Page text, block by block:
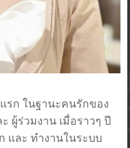
ก ในฐานะคนรักของ
ผู้ร่วมงาน เมื่อราวๆ ปี
และ ทำงานในระบบ